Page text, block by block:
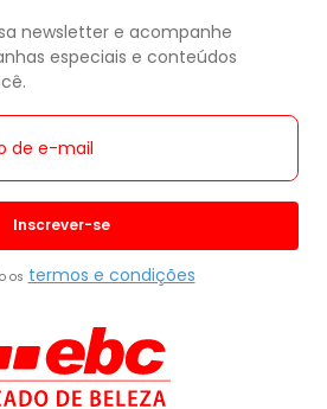
newsletter e acompanhe
especiais e conteúdos
Inscrever-se
os termos e condições